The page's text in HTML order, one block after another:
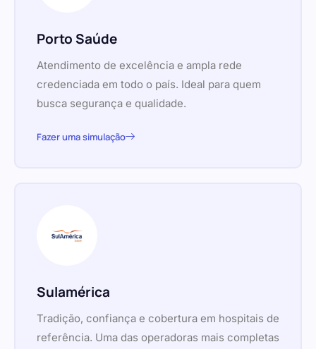
Porto Saúde
Atendimento de excelência e ampla rede
credenciada em todo o país. Ideal para quem
busca segurança e qualidade.
Fazer uma simulação
Sulamérica
Tradição, confiança e cobertura em hospitais de
referência. Uma das operadoras mais completas